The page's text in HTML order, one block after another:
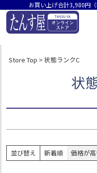
お買い上げ合計3,980円
Store Top 状態ランクC
状
並び順
価格が高い順
並び替え 新着順 価格が